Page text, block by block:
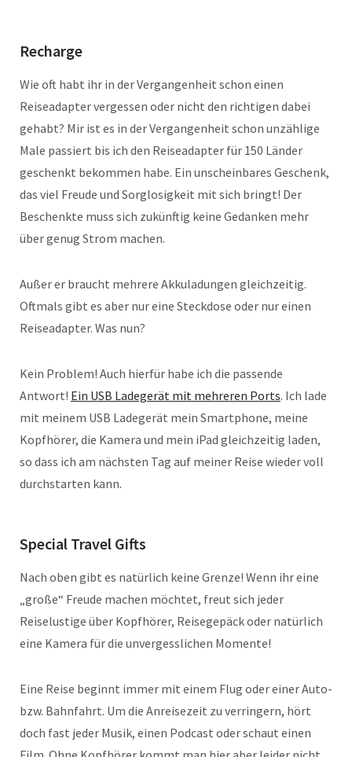
Recharge
Wie oft habt ihr in der Vergangenheit schon einen
Reiseadapter vergessen oder nicht den richtigen dabei
gehabt? Mir ist es in der Vergangenheit schon unzählige
Male passiert bis ich den Reiseadapter für 150 Länder
geschenkt bekommen habe. Ein unscheinbares Geschenk,
das viel Freude und Sorglosigkeit mit sich bringt! Der
Beschenkte muss sich zukünftig keine Gedanken mehr
über genug Strom machen.
Außer er braucht mehrere Akkuladungen gleichzeitig.
Oftmals gibt es aber nur eine Steckdose oder nur einen
Reiseadapter. Was nun?
Kein Problem! Auch hierfür habe ich die passende
Antwort! Ein USB Ladegerät mit mehreren Ports. Ich lade
mit meinem USB Ladegerät mein Smartphone, meine
Kopfhörer, die Kamera und mein iPad gleichzeitig laden,
so dass ich am nächsten Tag auf meiner Reise wieder voll
durchstarten kann.
Special Travel Gifts
Nach oben gibt es natürlich keine Grenze! Wenn ihr eine
„große“ Freude machen möchtet, freut sich jeder
Reiselustige über Kopfhörer, Reisegepäck oder natürlich
eine Kamera für die unvergesslichen Momente!
Eine Reise beginnt immer mit einem Flug oder einer Auto-
bzw. Bahnfahrt. Um die Anreisezeit zu verringern, hört
doch fast jeder Musik, einen Podcast oder schaut einen